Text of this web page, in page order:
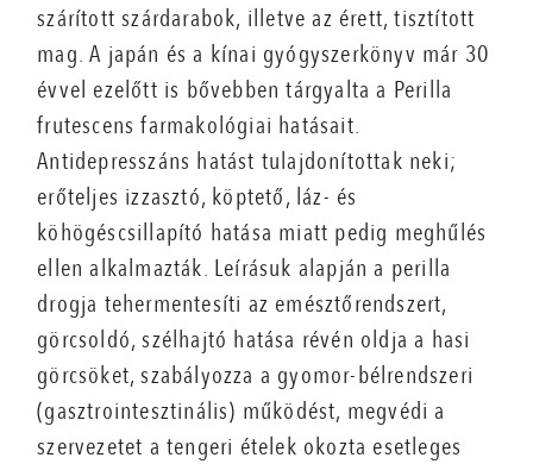
szárított szárdarabok, illetve az érett, tisztított
mag. A japán és a kínai gyógyszerkönyv már 30
évvel ezelőtt is bővebben tárgyalta a Perilla
frutescens farmakológiai hatásait.
Antidepresszáns hatást tulajdonítottak neki;
erőteljes izzasztó, köptető, láz- és
köhögéscsillapító hatása miatt pedig meghűlés
ellen alkalmazták. Leírásuk alapján a perilla
drogja tehermentesíti az emésztőrendszert,
görcsoldó, szélhajtó hatása révén oldja a hasi
görcsöket, szabályozza a gyomor-bélrendszeri
(gasztrointesztinális) működést, megvédi a
szervezetet a tengeri ételek okozta esetleges